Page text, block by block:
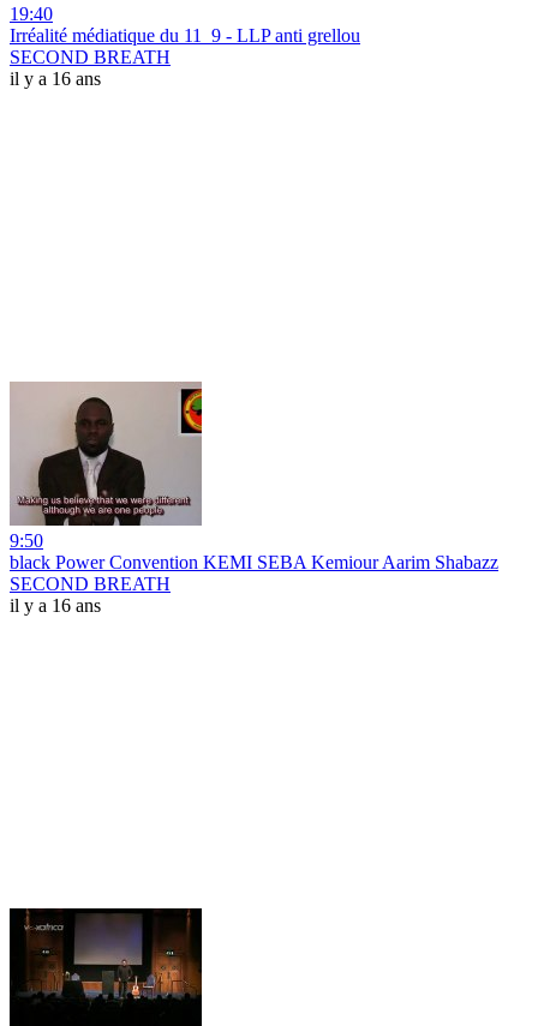
19:40
Irréalité médiatique du 11_9 - LLP anti grellou
SECOND BREATH
il y a 16 ans
9:50
black Power Convention KEMI SEBA Kemiour Aarim Shabazz
SECOND BREATH
il y a 16 ans